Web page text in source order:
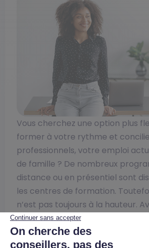
Vous cherchez une option plus
former à votre rythme et
professionnels, votre emploi
de famille ? De nombreux
distance ou en présentiel sont
les centres de formation.
n’est pas toujours à la hauteur.
engager, il est donc indispensable
quelques vérifications et de vous
auprès des anciens élèves.